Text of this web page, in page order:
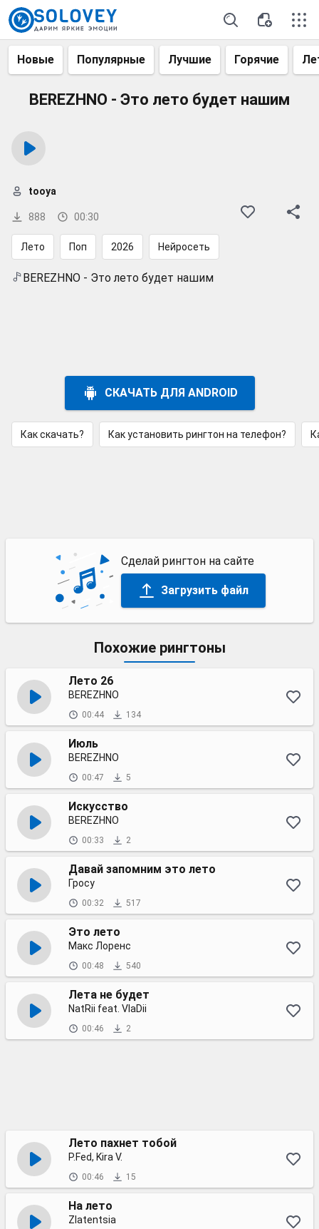
Новые Популярные Лучшие Горячие
BEREZHNO - Это лето будет нашим
888 00:30
tooya
Лето Поп 2026 Нейросеть
BEREZHNO - Это лето будет нашим
СКАЧАТЬ ДЛЯ ANDROID
Как скачать? Как установить рингтон на телефон?
Сделай рингтон на сайте
Загрузить файл
Похожие рингтоны
Лето 26
BEREZHNO
00:44 134
Июль
BEREZHNO
00:47 5
Искусство
BEREZHNO
00:33 2
Давай запомним это лето
Гросу
00:32 517
Это лето
Макс Лоренс
00:48 540
Лета не будет
NatRii feat. VlaDii
00:46 2
Лето пахнет тобой
P.Fed, Kira V.
00:46 15
На лето
Zlatentsia